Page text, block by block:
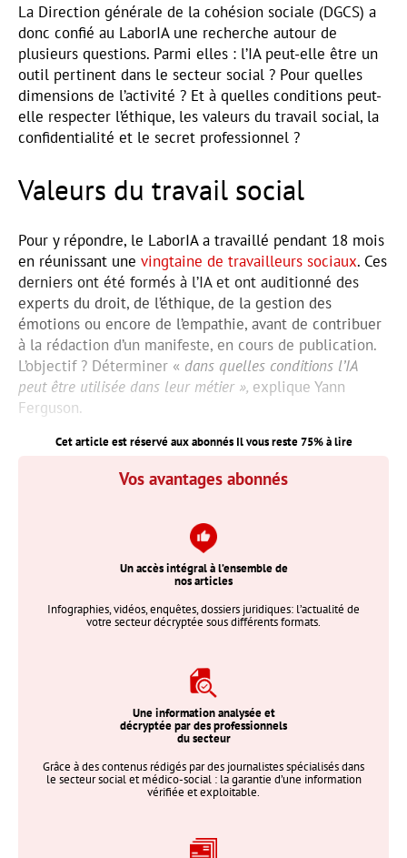
La Direction générale de la cohésion sociale (DGCS) a
donc confié au LaborIA une recherche autour de
plusieurs questions. Parmi elles : l’IA peut-elle être un
outil pertinent dans le secteur social ? Pour quelles
dimensions de l’activité ? Et à quelles conditions peut-
elle respecter l’éthique, les valeurs du travail social, la
confidentialité et le secret professionnel ?
Valeurs du travail social
Pour y répondre, le LaborIA a travaillé pendant 18 mois
en réunissant une vingtaine de travailleurs sociaux. Ces
derniers ont été formés à l’IA et ont auditionné des
experts du droit, de l’éthique, de la gestion des
émotions ou encore de l’empathie, avant de contribuer
à la rédaction d’un manifeste, en cours de publication.
L’objectif ? Déterminer « dans quelles conditions l’IA
peut être utilisée dans leur métier », explique Yann
Ferguson.
Cet article est réservé aux abonnés Il vous reste75% à lire
Vos avantages abonnés
Un accès intégral à l’ensemble de
nos articles
Infographies, vidéos, enquêtes, dossiers juridiques: l’actualité de
votre secteur décryptée sous différents formats.
Une information analysée et
décryptée par des professionnels
du secteur
Grâce à des contenus rédigés par des journalistes spécialisés dans
le secteur social et médico-social : la garantie d’une information
vérifiée et exploitable.